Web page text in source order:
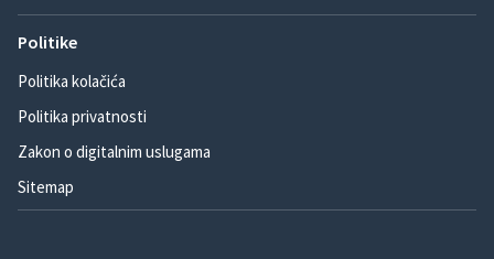
Politike
Politika kolačića
Politika privatnosti
Zakon o digitalnim uslugama
Sitemap